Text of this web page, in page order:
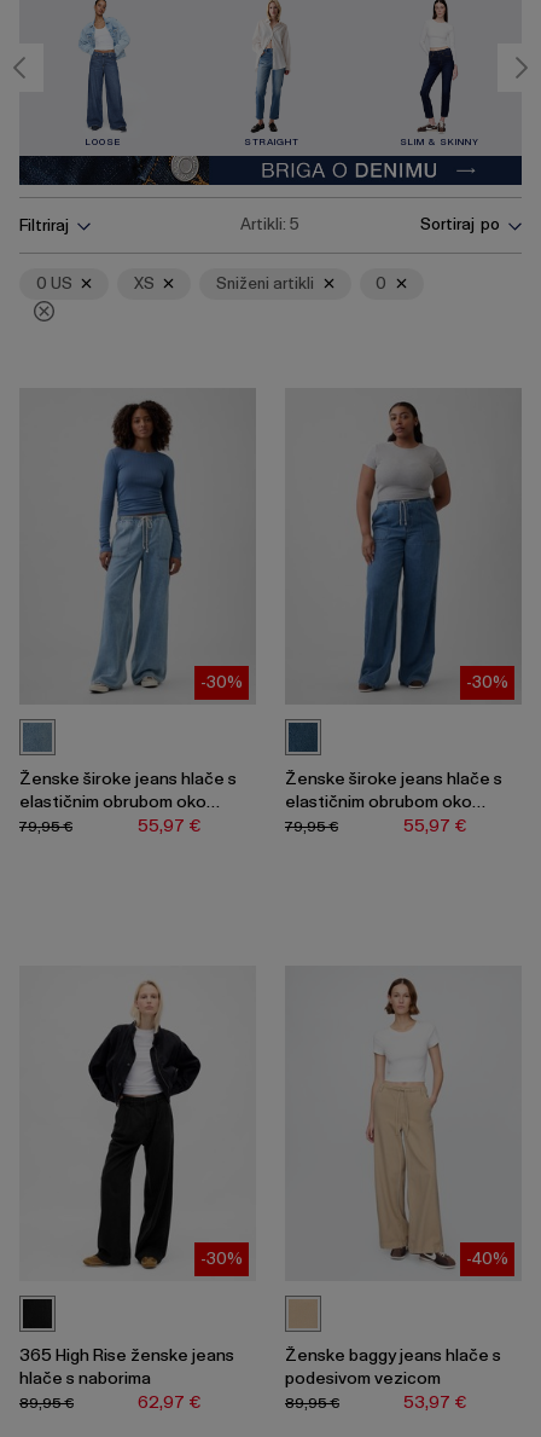
LOOSE STRAIGHT SLIM & SKINNY
tipku
Enter
za
skupljanje
Filtriraj Artikli:5 Sortiraj po
0 US XS Sniženi artikli 0
-30%
Ženske široke jeans hlače s
elastičnim obrubom oko
struka
55,97 €
79,95 €
-30%
Ženske široke jeans hlače s
elastičnim obrubom oko
struka
55,97 €
79,95 €
-30%
365 High Rise ženske jeans
hlače s naborima
62,97 €
89,95 €
-40%
Ženske baggy jeans hlače s
podesivom vezicom
53,97 €
89,95 €